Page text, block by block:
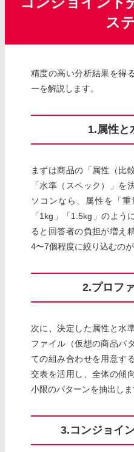
ス
精度の高い分析結果を得
ーを解説します。
1.属性と
まずは商品の「属性（比
「水準（スペック）」を
ソコンなら、属性を「
「1kg」「1.5kg」のよう
ると回答者の負担が増え
4〜7個程度に絞り込むのが
2.プロフ
次に、決定した属性と水
ファイル（仮想の商品パ
ての組み合わせを用意す
交表を活用し、全体の傾
小限のパターンを抽出しま
3.コンジョイ